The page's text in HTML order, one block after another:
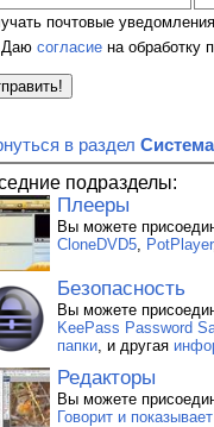
почтовые
Даю согласие на обработку
в раздел Система
подразделы:
Плееры
Вы можете
CloneDVD5
PotPlayer,
Безопасность
Вы можете
KeePass Password
папки , и другая
Редакторы
Вы можете
Говорит и